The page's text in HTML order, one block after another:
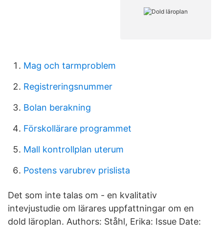
Mag och tarmproblem
Registreringsnummer
Bolan berakning
Förskollärare programmet
Mall kontrollplan uterum
Postens varubrev prislista
Det som inte talas om - en kvalitativ
intevjustudie om lärares uppfattningar om en
dold läroplan. Authors: Ståhl, Erika: Issue Date: